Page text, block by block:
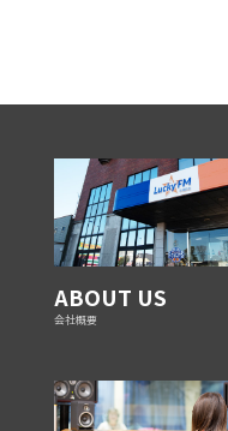
ABOUT US
会社概要